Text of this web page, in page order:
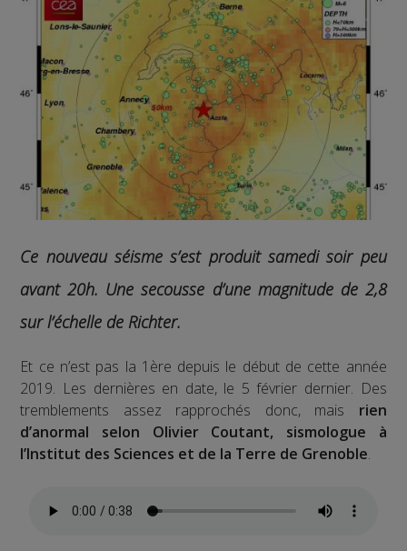
Ce nouveau séisme s’est produit samedi soir peu
avant 20h. Une secousse d’une magnitude de 2,8
sur l’échelle de Richter.
Et ce n’est pas la 1ère depuis le début de cette année
2019. Les dernières en date, le 5 février dernier. Des
tremblements assez rapprochés donc, mais rien
d’anormal selon Olivier Coutant, sismologue à
l’Institut des Sciences et de la Terre de Grenoble.